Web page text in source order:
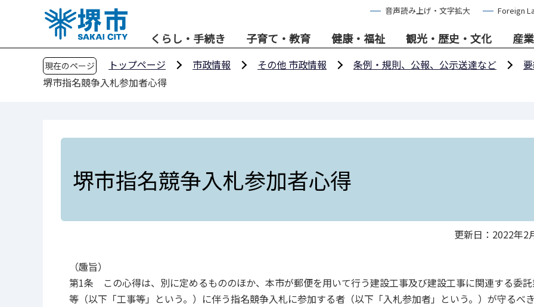
音声読み上げ・文字拡大 Foreign
くらし・手続き 子育て・教育 健康・福祉 観光・歴史・文化 産
現在のページ トップページ 市政情報 その他 市政情報 条例・規則、公報、公示送達など
堺市指名競争入札参加者心得
堺市指名競争入札参加者心得
更新日：2022年2
（趣旨）
第1条 この心得は、別に定めるもののほか、本市が郵便を用いて行う建設工事及び建設工事に関連する委
等（以下「工事等」という。）に伴う指名競争入札に参加する者（以下「入札参加者」という。）が守るべ